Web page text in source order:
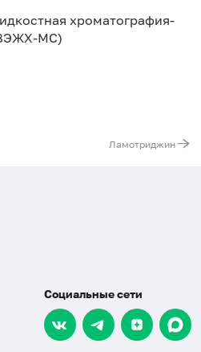
хроматография-
МС)
Ламотриджин
Социальные сети